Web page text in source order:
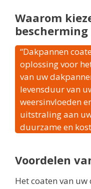
Waarom
“Dakpannen
oplossing voor
van uw
levensduur van
weersinvloeden
uitstraling aan
duurzame en
Voordelen
Het coaten van